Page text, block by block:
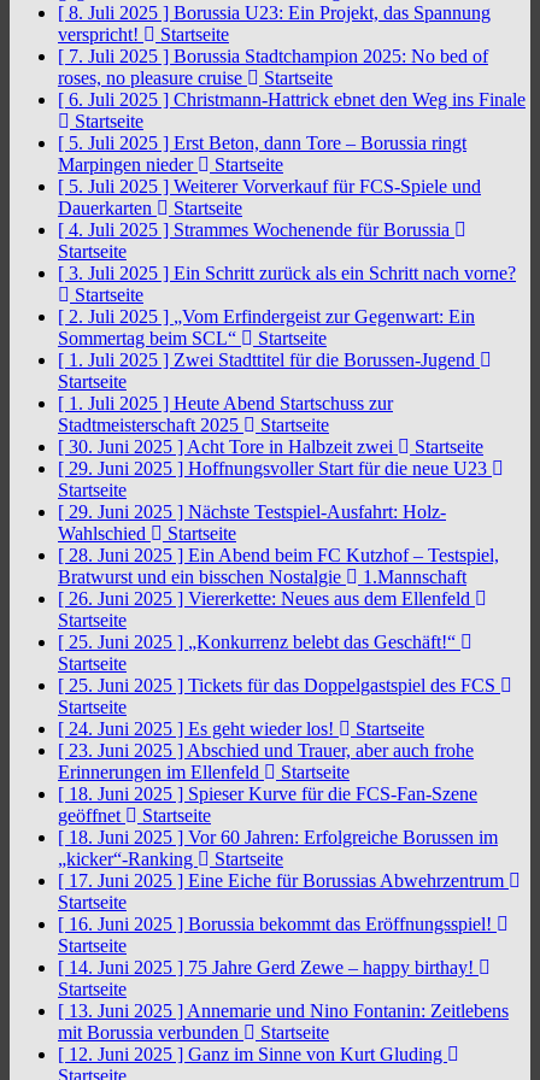
[ 8. Juli 2025 ] Borussia U23: Ein Projekt, das Spannung
verspricht!
Startseite
[ 7. Juli 2025 ] Borussia Stadtchampion 2025: No bed of
roses, no pleasure cruise
Startseite
[ 6. Juli 2025 ] Christmann-Hattrick ebnet den Weg ins Finale
Startseite
[ 5. Juli 2025 ] Erst Beton, dann Tore – Borussia ringt
Marpingen nieder
Startseite
[ 5. Juli 2025 ] Weiterer Vorverkauf für FCS-Spiele und
Dauerkarten
Startseite
[ 4. Juli 2025 ] Strammes Wochenende für Borussia
Startseite
[ 3. Juli 2025 ] Ein Schritt zurück als ein Schritt nach vorne?
Startseite
[ 2. Juli 2025 ] „Vom Erfindergeist zur Gegenwart: Ein
Sommertag beim SCL“
Startseite
[ 1. Juli 2025 ] Zwei Stadttitel für die Borussen-Jugend
Startseite
[ 1. Juli 2025 ] Heute Abend Startschuss zur
Stadtmeisterschaft 2025
Startseite
[ 30. Juni 2025 ] Acht Tore in Halbzeit zwei
Startseite
[ 29. Juni 2025 ] Hoffnungsvoller Start für die neue U23
Startseite
[ 29. Juni 2025 ] Nächste Testspiel-Ausfahrt: Holz-
Wahlschied
Startseite
[ 28. Juni 2025 ] Ein Abend beim FC Kutzhof – Testspiel,
Bratwurst und ein bisschen Nostalgie
1.Mannschaft
[ 26. Juni 2025 ] Viererkette: Neues aus dem Ellenfeld
Startseite
[ 25. Juni 2025 ] „Konkurrenz belebt das Geschäft!“
Startseite
[ 25. Juni 2025 ] Tickets für das Doppelgastspiel des FCS
Startseite
[ 24. Juni 2025 ] Es geht wieder los!
Startseite
[ 23. Juni 2025 ] Abschied und Trauer, aber auch frohe
Erinnerungen im Ellenfeld
Startseite
[ 18. Juni 2025 ] Spieser Kurve für die FCS-Fan-Szene
geöffnet
Startseite
[ 18. Juni 2025 ] Vor 60 Jahren: Erfolgreiche Borussen im
„kicker“-Ranking
Startseite
[ 17. Juni 2025 ] Eine Eiche für Borussias Abwehrzentrum
Startseite
[ 16. Juni 2025 ] Borussia bekommt das Eröffnungsspiel!
Startseite
[ 14. Juni 2025 ] 75 Jahre Gerd Zewe – happy birthay!
Startseite
[ 13. Juni 2025 ] Annemarie und Nino Fontanin: Zeitlebens
mit Borussia verbunden
Startseite
[ 12. Juni 2025 ] Ganz im Sinne von Kurt Gluding
Startseite